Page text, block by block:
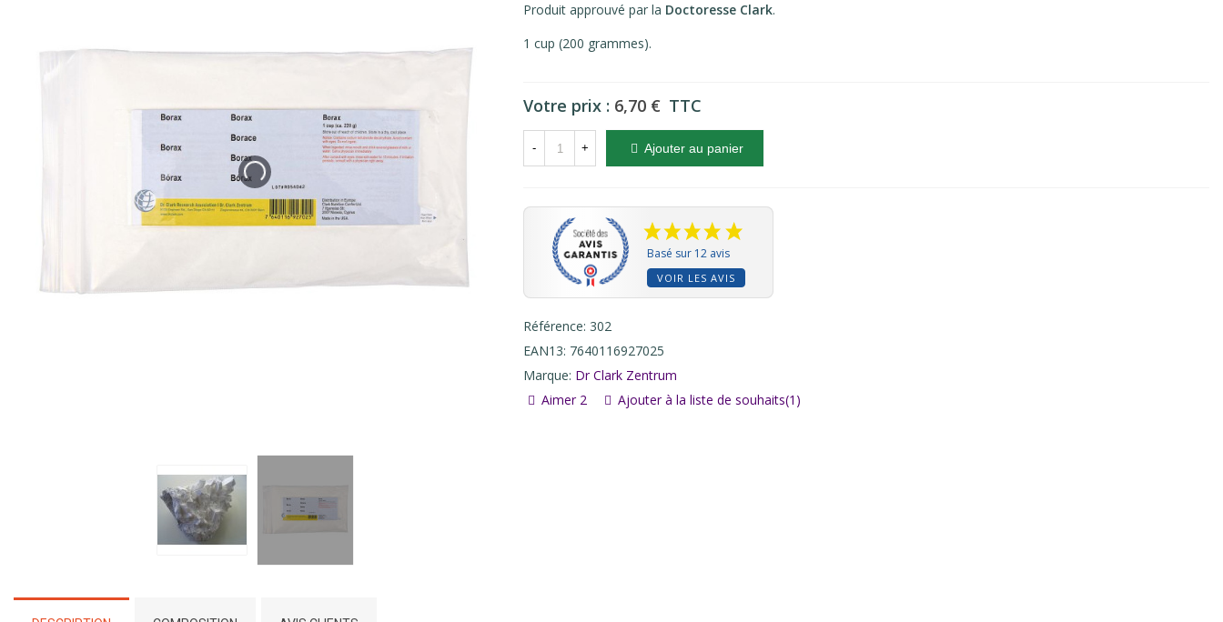
Produit approuvé par la Doctoresse Clark.
1 cup (200 grammes).
Votre prix : 6,70 € TTC
- + Ajouter au panier
Basé sur 12 avis
VOIR LES AVIS
Référence: 302
EAN13: 7640116927025
Marque: Dr Clark Zentrum
Aimer 2 Ajouter à la liste de souhaits(1 )